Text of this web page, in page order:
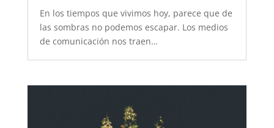
En los tiempos que vivimos hoy, parece que de
las sombras no podemos escapar. Los medios
de comunicación nos traen…